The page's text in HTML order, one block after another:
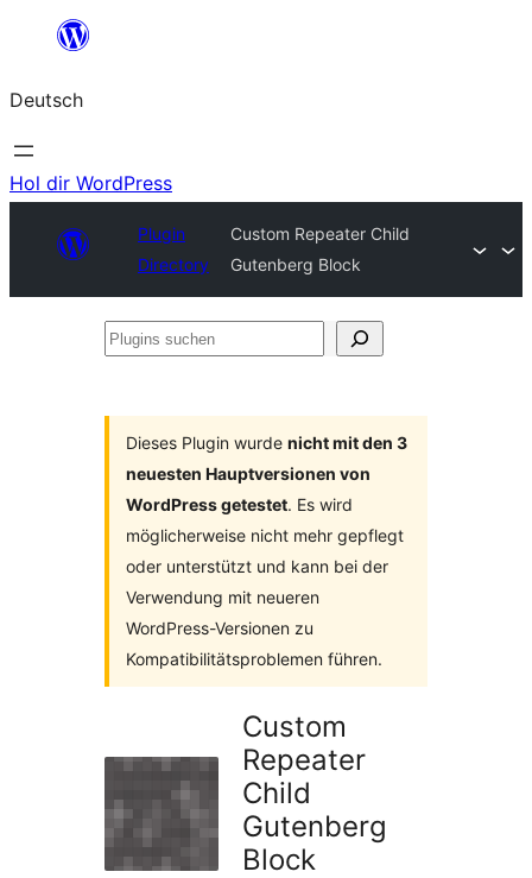
springen
Deutsch
Hol dir WordPress
Plugin
Directory
Custom Repeater Child
Gutenberg Block
Plugins
Dieses Plugin wurde nicht mit den 3
neuesten Hauptversionen von
WordPress getestet. Es wird
möglicherweise nicht mehr gepflegt
oder unterstützt und kann bei der
Verwendung mit neueren
WordPress-Versionen zu
Kompatibilitätsproblemen führen.
Custom
Repeater
Child
Gutenberg
Block